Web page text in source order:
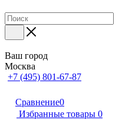
Ваш город
Москва
+7 (495) 801-67-87
Сравнение0
Избранные товары 0